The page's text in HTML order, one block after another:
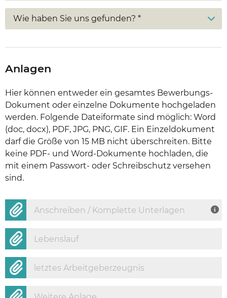
Wie haben Sie uns gefunden? *
Anlagen
Hier können entweder ein gesamtes Bewerbungs-
Dokument oder einzelne Dokumente hochgeladen
werden. Folgende Dateiformate sind möglich: Word
(doc, docx), PDF, JPG, PNG, GIF. Ein Einzeldokument
darf die Größe von 15 MB nicht überschreiten. Bitte
keine PDF- und Word-Dokumente hochladen, die
mit einem Passwort- oder Schreibschutz versehen
sind.
Anschreiben / Komplette Unterlagen
Lebenslauf
letztes Arbeitgeberzeugnis